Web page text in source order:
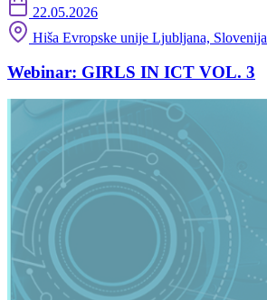
22.05.2026
Hiša Evropske unije Ljubljana, Slovenija
Webinar: GIRLS IN ICT VOL. 3